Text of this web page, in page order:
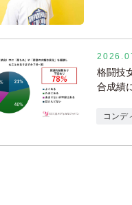
格闘技
合成績
コンデ